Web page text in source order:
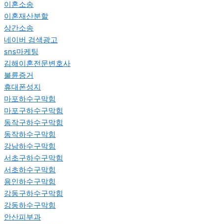
이혼소송
이혼재산분할
상간소송
네이버 검색광고
sns마케팅
김해이혼전문변호사
불륜증거
휴대폰성지
마포하수구막힘
마포구하수구막힘
동작구하수구막힘
동작하수구막힘
강남하수구막힘
서초구하수구막힘
서초하수구막힘
용인하수구막힘
강동구하수구막힘
강동하수구막힘
안산피부과